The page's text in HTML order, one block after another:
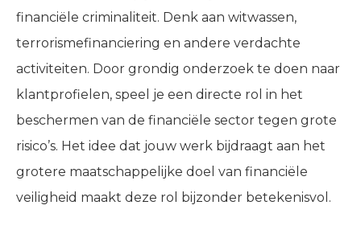
financiële criminaliteit. Denk aan witwassen,
terrorismefinanciering en andere verdachte
activiteiten. Door grondig onderzoek te doen naar
klantprofielen, speel je een directe rol in het
beschermen van de financiële sector tegen grote
risico’s. Het idee dat jouw werk bijdraagt aan het
grotere maatschappelijke doel van financiële
veiligheid maakt deze rol bijzonder betekenisvol.